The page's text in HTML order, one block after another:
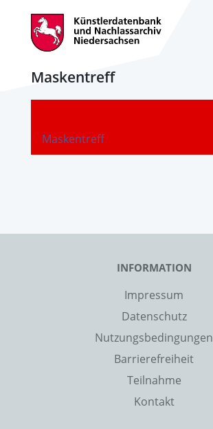
Maskentreff
Maskentreff
INFORMATION
Impressum
Datenschutz
Nutzungsbedingungen
Barrierefreiheit
Teilnahme
Kontakt